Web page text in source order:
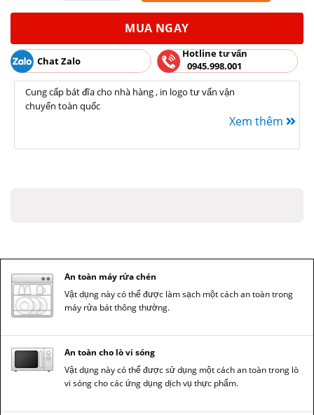
MUA NGAY
Chat Zalo
Hotline tư vấn
0945.998.001
Cung cấp bát đĩa cho nhà hàng , in logo tư vấn vận
chuyển toàn quốc
Xem thêm
An toàn máy rửa chén
Vật dụng này có thể được làm sạch một cách an toàn trong
máy rửa bát thông thường.
An toàn cho lò vi sóng
Vật dụng này có thể được sử dụng một cách an toàn trong lò
vi sóng cho các ứng dụng dịch vụ thực phẩm.